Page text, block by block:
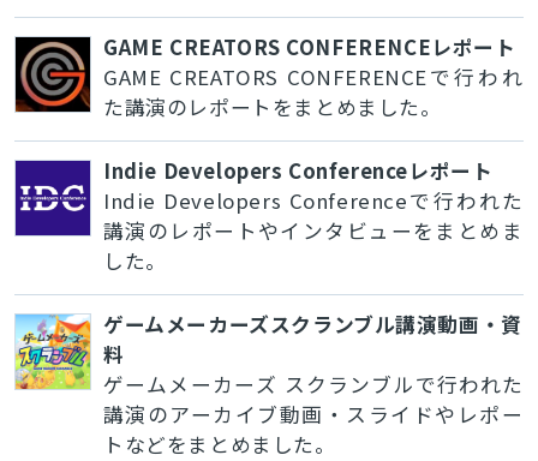
GAME CREATORS CONFERENCEレポート
GAME CREATORS CONFERENCEで行われ
た講演のレポートをまとめました。
Indie Developers Conferenceレポート
Indie Developers Conferenceで行われた
講演のレポートやインタビューをまとめま
した。
ゲームメーカーズスクランブル講演動画・資
料
ゲームメーカーズ スクランブルで行われた
講演のアーカイブ動画・スライドやレポー
トなどをまとめました。